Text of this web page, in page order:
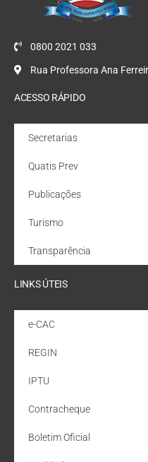
0800 2021 033
Rua Professora Ana
ACESSO RÁPIDO
Secretarias
Quatis Prev
Publicações
Turismo
Transparência
LINKS ÚTEIS
e-CAC
REGIN
IPTU
Contracheque
Boletim Oficial